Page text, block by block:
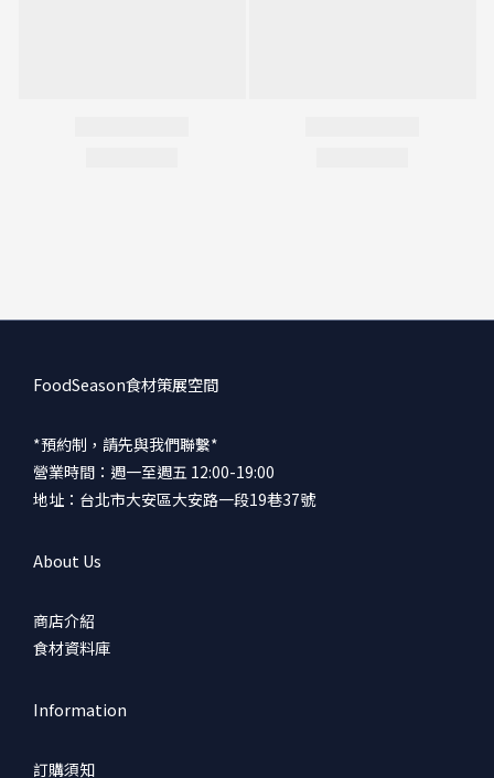
FoodSeason食材策展空間
*預約制，請先與我們聯繫*
營業時間：週一至週五 12:00-19:00
地址：台北市大安區大安路一段19巷37號
About Us
商店介紹
食材資料庫
Information
訂購須知